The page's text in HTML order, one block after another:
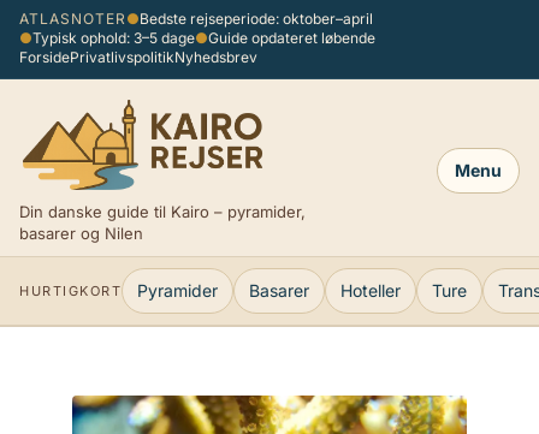
Spring
indhold
ATLASNOTER ●Bedste rejseperiode: oktober–april
●Typisk ophold: 3–5 dage●Guide opdateret løbende
ForsidePrivatlivspolitikNyhedsbrev
Din danske guide til Kairo – pyramider,
basarer og Nilen
Menu
HURTIGKORT Pyramider Basarer Hoteller Ture